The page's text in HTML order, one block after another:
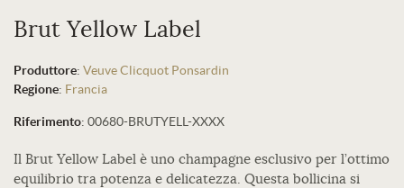
Brut Yellow Label
Produttore: Veuve Clicquot Ponsardin
Regione: Francia
Riferimento: 00680-BRUTYELL-XXXX
Il Brut Yellow Label è uno champagne esclusivo per l’ottimo
equilibrio tra potenza e delicatezza. Questa bollicina si